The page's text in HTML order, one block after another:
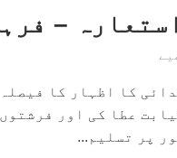
–
کا اظہار کا
عطا کی اور فرشتوں
پر تسلیم...